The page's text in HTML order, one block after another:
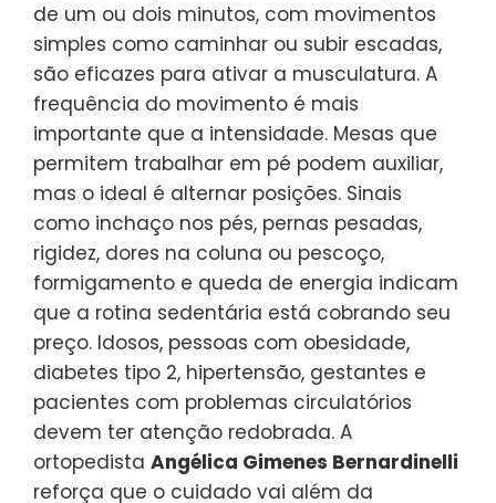
de um ou dois minutos, com movimentos
simples como caminhar ou subir escadas,
são eficazes para ativar a musculatura. A
frequência do movimento é mais
importante que a intensidade. Mesas que
permitem trabalhar em pé podem auxiliar,
mas o ideal é alternar posições. Sinais
como inchaço nos pés, pernas pesadas,
rigidez, dores na coluna ou pescoço,
formigamento e queda de energia indicam
que a rotina sedentária está cobrando seu
preço. Idosos, pessoas com obesidade,
diabetes tipo 2, hipertensão, gestantes e
pacientes com problemas circulatórios
devem ter atenção redobrada. A
ortopedista Angélica Gimenes Bernardinelli
reforça que o cuidado vai além da